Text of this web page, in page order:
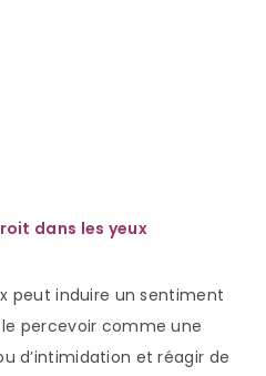
dans les yeux
peut induire un sentiment
percevoir comme une
d’intimidation et réagir de